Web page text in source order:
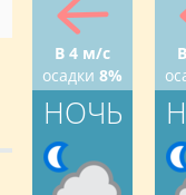
В 4 м/с
осадки 8%
НОЧЬ